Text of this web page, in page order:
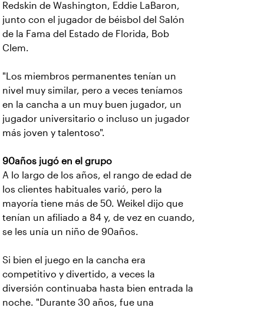
Redskin de Washington, Eddie LaBaron,
junto con el jugador de béisbol del Salón
de la Fama del Estado de Florida, Bob
Clem.
"Los miembros permanentes tenían un
nivel muy similar, pero a veces teníamos
en la cancha a un muy buen jugador, un
jugador universitario o incluso un jugador
más joven y talentoso".
90años jugó en el grupo
A lo largo de los años, el rango de edad de
los clientes habituales varió, pero la
mayoría tiene más de 50. Weikel dijo que
tenían un afiliado a 84 y, de vez en cuando,
se les unía un niño de 90años.
Si bien el juego en la cancha era
competitivo y divertido, a veces la
diversión continuaba hasta bien entrada la
noche. "Durante 30 años, fue una